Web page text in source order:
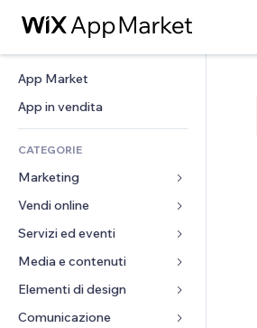
App Market
App in vendita
CATEGORIE
Marketing
Inserzioni
Mobile
Dati analitici
Vendi online
App per Stores
Spedizione e consegna
Tasti Vendi
Servizi ed eventi
Hotel
Eventi
Ristoranti
Media e contenuti
Galleria
Musica
Elementi di design
Mappe e navigazione